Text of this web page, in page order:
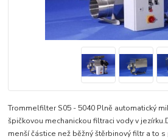
Trommelfilter S05 - 5040 Plně automatický
špičkovou mechanickou filtraci vody v
menší částice než běžný štěrbinový filtr a to